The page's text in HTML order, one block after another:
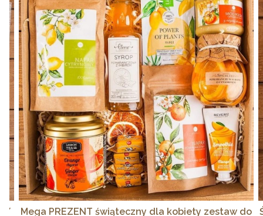
Mega PREZENT świąteczny dla kobiety zestaw do